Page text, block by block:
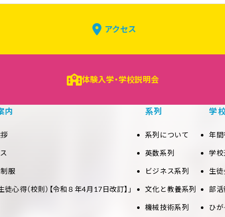
アクセス
体験入学・学校説明会
内
服
徒心得（校則）【令和８年4月17日改訂】」
系列
系列について
英数系列
ビジネス系列
文化と教養系列
機械技術系列
学
年
学
生
部
ひ